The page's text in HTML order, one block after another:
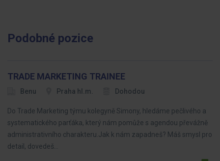
Podobné pozice
TRADE MARKETING TRAINEE
Benu Praha hl.m. Dohodou
Do Trade Marketing týmu kolegyně Simony, hledáme pečlivého a
systematického parťáka, který nám pomůže s agendou převážně
administrativního charakteru.Jak k nám zapadneš? Máš smysl pro
detail, dovedeš…